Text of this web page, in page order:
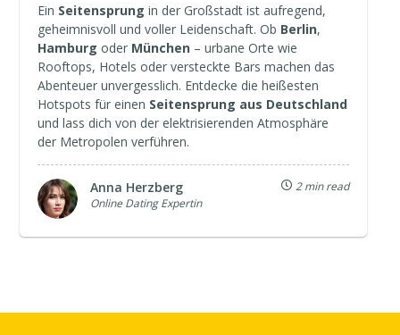
Ein Seitensprung in der Großstadt ist aufregend,
geheimnisvoll und voller Leidenschaft. Ob Berlin,
Hamburg oder München – urbane Orte wie
Rooftops, Hotels oder versteckte Bars machen das
Abenteuer unvergesslich. Entdecke die heißesten
Hotspots für einen Seitensprung aus Deutschland
und lass dich von der elektrisierenden Atmosphäre
der Metropolen verführen.
Anna Herzberg
Online Dating Expertin
2 min read